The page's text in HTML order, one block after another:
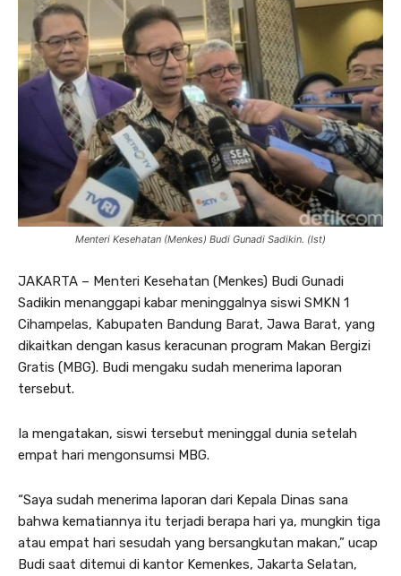
Menteri Kesehatan (Menkes) Budi Gunadi Sadikin. (Ist)
JAKARTA – Menteri Kesehatan (Menkes) Budi Gunadi
Sadikin menanggapi kabar meninggalnya siswi SMKN 1
Cihampelas, Kabupaten Bandung Barat, Jawa Barat, yang
dikaitkan dengan kasus keracunan program Makan Bergizi
Gratis (MBG). Budi mengaku sudah menerima laporan
tersebut.
Ia mengatakan, siswi tersebut meninggal dunia setelah
empat hari mengonsumsi MBG.
“Saya sudah menerima laporan dari Kepala Dinas sana
bahwa kematiannya itu terjadi berapa hari ya, mungkin tiga
atau empat hari sesudah yang bersangkutan makan,” ucap
Budi saat ditemui di kantor Kemenkes, Jakarta Selatan,